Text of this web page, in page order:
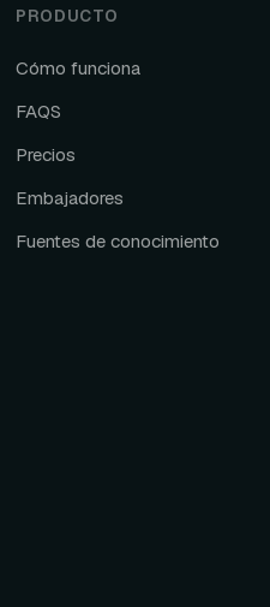
PRODUCTO
Cómo funciona
FAQS
Precios
Embajadores
Fuentes de conocimiento